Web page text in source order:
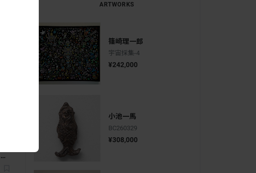
ARTWORKS
篠崎理一郎
宇宙採集-4
¥242,000
小池一馬
BC260329
¥308,000